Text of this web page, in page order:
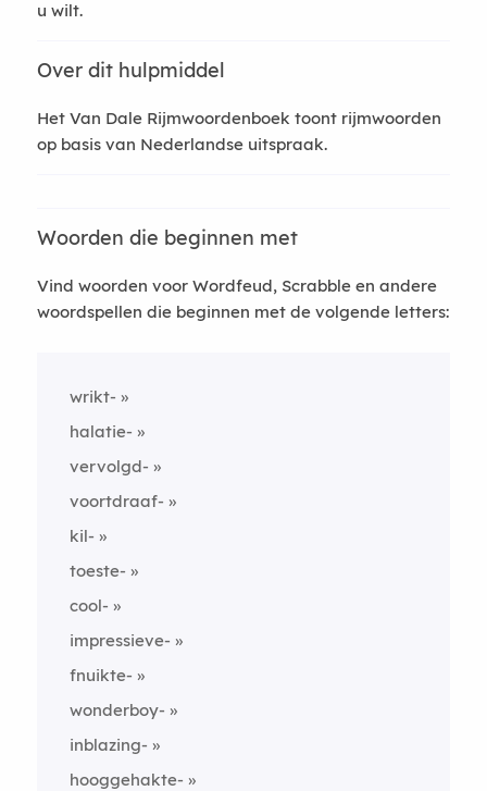
u wilt.
Over dit hulpmiddel
Het Van Dale Rijmwoordenboek toont rijmwoorden
op basis van Nederlandse uitspraak.
Woorden die beginnen met
Vind woorden voor Wordfeud, Scrabble en andere
woordspellen die beginnen met de volgende letters:
wrikt-
halatie-
vervolgd-
voortdraaf-
kil-
toeste-
cool-
impressieve-
fnuikte-
wonderboy-
inblazing-
hooggehakte-